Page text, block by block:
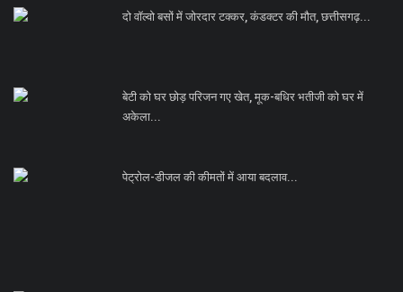
दो वॉल्वो बसों में जोरदार टक्कर, कंडक्टर की मौत, छत्तीसगढ़...
बेटी को घर छोड़ परिजन गए खेत, मूक-बधिर भतीजी को घर में
अकेला...
पेट्रोल-डीजल की कीमतों में आया बदलाव...